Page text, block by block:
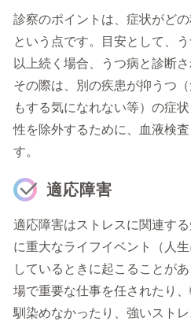
診察のポイントは、症状がど
という点です。目安として、
以上続く場合、うつ病と診断
その際は、別の疾患が抑うつ
もする気になれない等）の症
性を除外するために、血液検
す。
適応障害
適応障害はストレスに関連す
に重大なライフイベント（人
しているときに起こることが
場で重要な仕事を任されたり
馴染めなかったり、強いスト